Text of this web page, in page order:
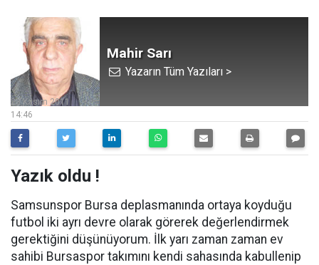
Mahir Sarı
Yazarın Tüm Yazıları >
14:46
23 Kasım 2011
Yazık oldu !
Samsunspor Bursa deplasmanında ortaya koyduğu
futbol iki ayrı devre olarak görerek değerlendirmek
gerektiğini düşünüyorum. İlk yarı zaman zaman ev
sahibi Bursaspor takımını kendi sahasında kabullenip